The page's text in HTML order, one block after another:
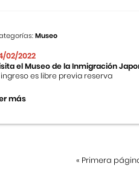
Museo
02/2022
el Museo de la Inmigración
ingreso es libre previa reserva
más
« Primera